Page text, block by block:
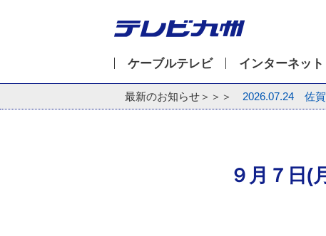
ケーブルテレビ インターネット
最新のお知らせ＞＞＞ 2026.07.24 佐
９月７日(